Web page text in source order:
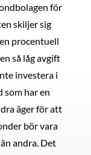
för
skiljer sig
procentuell
så låg avgift
investera i
som har en
äger för att
bör vara
andra. Det